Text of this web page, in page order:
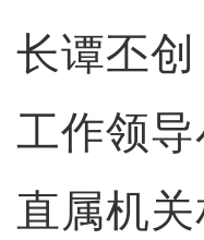
长谭丕
工作领
直属机